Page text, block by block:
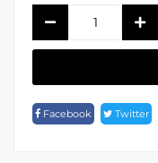
-
30x60cm
Facebook Twitter